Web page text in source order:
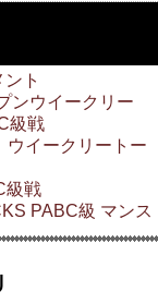
ト
ンウイークリー
級戦
イークリートー
級戦
PABC級 マンス